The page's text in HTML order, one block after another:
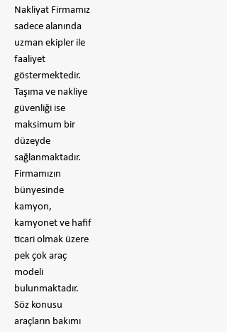
Nakliyat Firmamız
sadece alanında
uzman ekipler ile
faaliyet
göstermektedir.
Taşıma ve nakliye
güvenliği ise
maksimum bir
düzeyde
sağlanmaktadır.
Firmamızın
bünyesinde
kamyon,
kamyonet ve hafif
ticari olmak üzere
pek çok araç
modeli
bulunmaktadır.
Söz konusu
araçların bakımı